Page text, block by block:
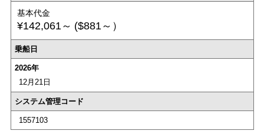
基本代金
¥142,061～ ($881～）
乗船日
2026年
12月21日
システム管理コード
1557103